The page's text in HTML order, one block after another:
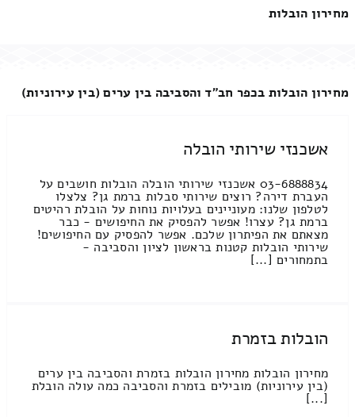
מחירון הובלות
מחירון הובלות בכפר חב"ד והסביבה בין ערים (בין עירוניות)
אשכנזי שירותי הובלה
03-6888834 אשכנזי שירותי הובלה הובלות חושבים על
העברת דירה? רוצים שירותי סבלות ברמת גן? צלצלו
לטלפון שלנו: מעוניינים בעלויות נוחות על הובלת רהיטים
ברמת גן? עצרו! אפשר להפסיק את החיפושים - כבר
מצאתם את הפיתרון שלכם. אפשר להפסיק עם החיפושים!
שירותי הובלות קטנות בראשון לציון והסביבה -
בתמחורים [...]
הובלות בזמרת
מחירון הובלות מחירון הובלות בזמרת והסביבה בין ערים
(בין עירוניות) מובילים בזמרת והסביבה כמה עולה הובלת
[...]